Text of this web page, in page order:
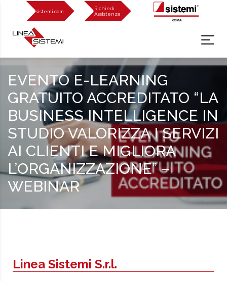
sistemi.com
Richiedi
Assistenza
EVENTO E-LEARNING
GRATUITO ACCREDITATO “LA
BUSINESS INTELLIGENCE IN
STUDIO VALORIZZA I SERVIZI
AI CLIENTI E MIGLIORA
L’ORGANIZZAZIONE” –
WEBINAR
Linea Sistemi S.r.l.